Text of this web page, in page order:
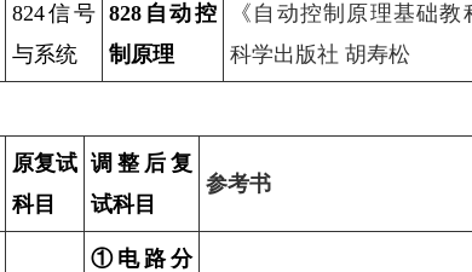
824信号
与系统
828自动控
制原理
《自动控制原理基础
科学出版社 胡寿松
原复试
科目
调整后复
试科目
参考书
①电路分